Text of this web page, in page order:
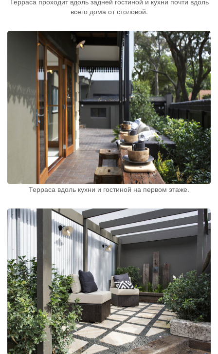
всего дома от столовой.
Терраса вдоль кухни и гостиной на первом этаже.